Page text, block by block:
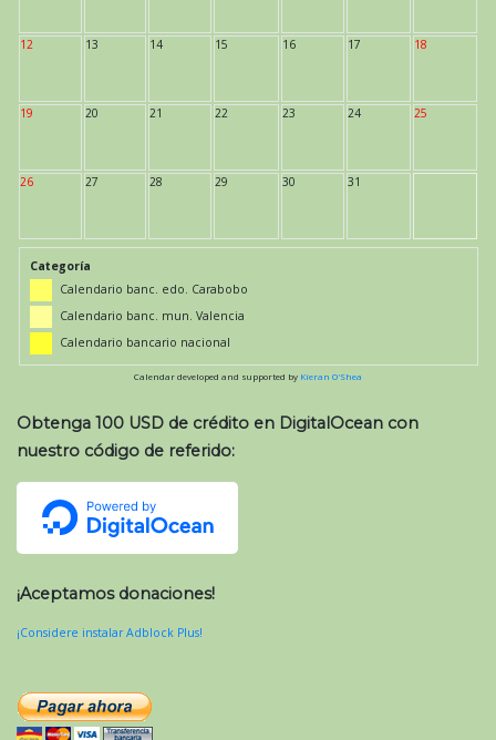
12 13 14 15 16 17 18
19 20 21 22 23 24 25
26 27 28 29 30 31
Categoría
Calendario banc. edo. Carabobo
Calendario banc. mun. Valencia
Calendario bancario nacional
Calendar developed and supported by Kieran O'Shea
Obtenga 100 USD de crédito en DigitalOcean con
nuestro código de referido:
¡Aceptamos donaciones!
¡Considere instalar Adblock Plus!